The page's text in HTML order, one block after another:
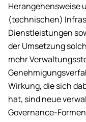
Herangehensweise
(technischen)
Dienstleistungen
der Umsetzung
mehr
Wirkung, die sich
hat, sind neue
Governance-